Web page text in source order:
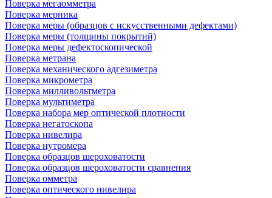
Поверка мегаомметра
Поверка мерника
Поверка меры (образцов с искусственными дефектами)
Поверка меры (толщины покрытий)
Поверка меры дефектоскопической
Поверка метрана
Поверка механического адгезиметра
Поверка микрометра
Поверка милливольтметра
Поверка мультиметра
Поверка набора мер оптической плотности
Поверка негатоскопа
Поверка нивелира
Поверка нутромера
Поверка образцов шероховатости
Поверка образцов шероховатости сравнения
Поверка омметра
Поверка оптического нивелира